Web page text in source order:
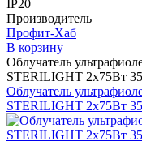
IP20
Производитель
Профит-Хаб
В корзину
Облучатель
STERILIGHT 2х75Вт
Облучатель
STERILIGHT 2х75Вт